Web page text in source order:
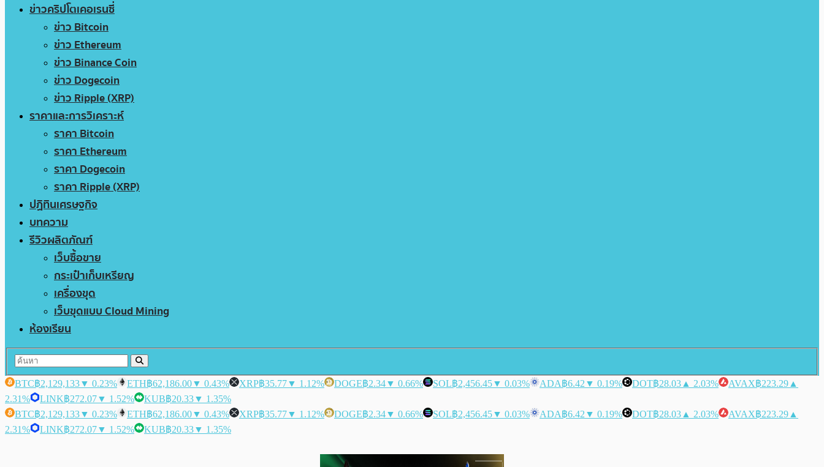
ข่าวคริปโตเคอเรนซี่
ข่าว Bitcoin
ข่าว Ethereum
ข่าว Binance Coin
ข่าว Dogecoin
ข่าว Ripple (XRP)
ราคาและการวิเคราะห์
ราคา Bitcoin
ราคา Ethereum
ราคา Dogecoin
ราคา Ripple (XRP)
ปฏิทินเศรษฐกิจ
บทความ
รีวิวผลิตภัณฑ์
เว็บซื้อขาย
กระเป๋าเก็บเหรียญ
เครื่องขุด
เว็บขุดแบบ Cloud Mining
ห้องเรียน
BTC฿2,129,133▼ 0.23% ETH฿62,186.00▼ 0.43% XRP฿35.77▼ 1.12% DOGE฿2.34▼ 0.66% SOL฿2,456.45▼ 0.03% ADA฿6.42 ▼ 0.19% DOT฿28.03 ▲ 2.03% AVAX฿223.29 ▲
2.31%
LINK฿272.07▼ 1.52% KUB฿20.33▼ 1.35%
BTC฿2,129,133▼ 0.23% ETH฿62,186.00▼ 0.43% XRP฿35.77▼ 1.12% DOGE฿2.34▼ 0.66% SOL฿2,456.45▼ 0.03% ADA฿6.42 ▼ 0.19% DOT฿28.03 ▲ 2.03% AVAX฿223.29 ▲
2.31%
LINK฿272.07▼ 1.52% KUB฿20.33▼ 1.35%